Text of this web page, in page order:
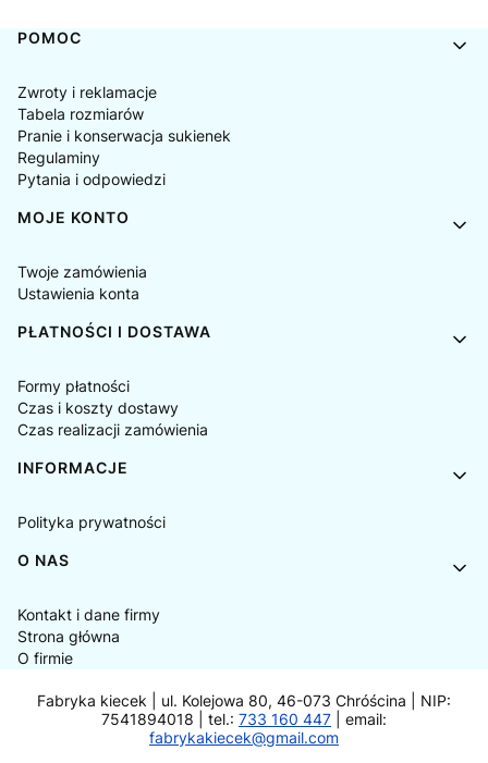
Linki w stopce
POMOC
Zwroty i reklamacje
Tabela rozmiarów
Pranie i konserwacja sukienek
Regulaminy
Pytania i odpowiedzi
MOJE KONTO
Twoje zamówienia
Ustawienia konta
PŁATNOŚCI I DOSTAWA
Formy płatności
Czas i koszty dostawy
Czas realizacji zamówienia
INFORMACJE
Polityka prywatności
O NAS
Kontakt i dane firmy
Strona główna
O firmie
Fabryka kiecek | ul. Kolejowa 80, 46-073 Chróścina | NIP:
7541894018 | tel.: 733 160 447 | email:
fabrykakiecek@gmail.com